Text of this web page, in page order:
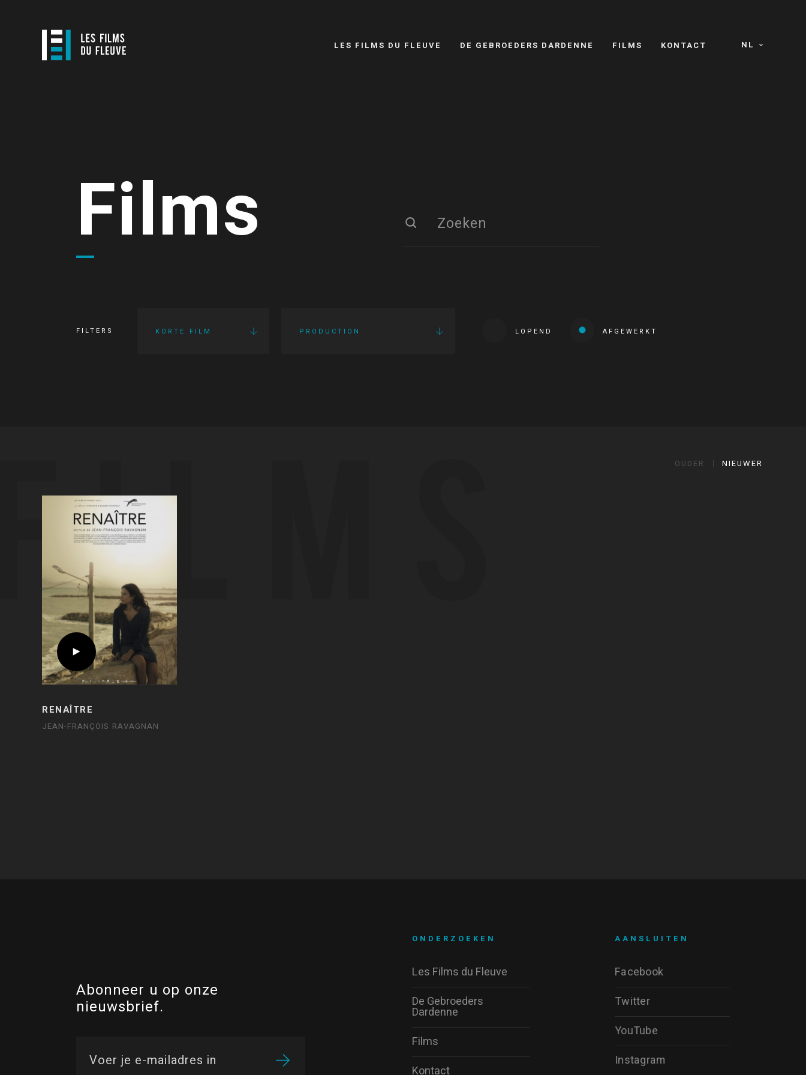
NL
LES FILMS DU FLEUVE DE GEBROEDERS DARDENNE FILMS KONTACT
Films
FILTERS KORTE FILM PRODUCTION LOPEND AFGEWERKT
OUDER NIEUWER
RENAÎTRE
JEAN-FRANÇOIS RAVAGNAN
Abonneer u op onze
nieuwsbrief.
AANSLUITEN
Facebook
Twitter
YouTube
Instagram
ONDERZOEKEN
Les Films du Fleuve
De Gebroeders
Dardenne
Films
Kontact